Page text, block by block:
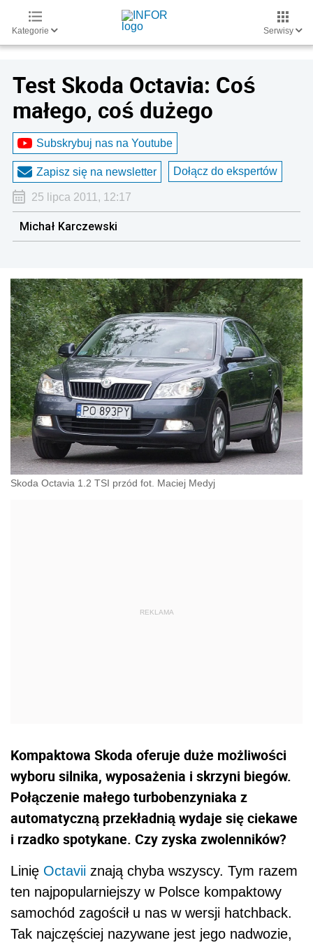
Kategorie Serwisy
Test Skoda Octavia: Coś
małego, coś dużego
Subskrybuj nas na Youtube
Zapisz się na newsletter Dołącz do ekspertów
25 lipca 2011, 12:17
Michał Karczewski
Skoda Octavia 1.2 TSI przód fot. Maciej Medyj
Kompaktowa Skoda oferuje duże możliwości
wyboru silnika, wyposażenia i skrzyni biegów.
Połączenie małego turbobenzyniaka z
automatyczną przekładnią wydaje się ciekawe
i rzadko spotykane. Czy zyska zwolenników?
Linię Octavii znają chyba wszyscy. Tym razem
ten najpopularniejszy w Polsce kompaktowy
samochód zagościł u nas w wersji hatchback.
Tak najczęściej nazywane jest jego nadwozie,